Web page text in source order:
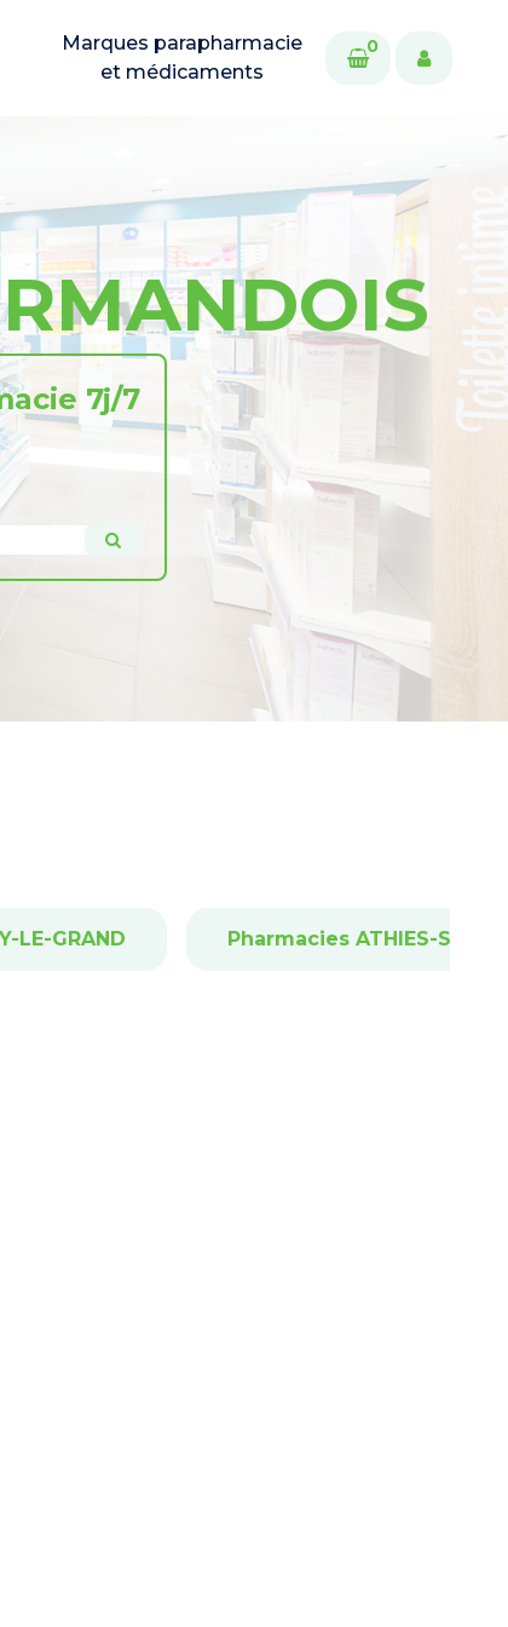
Marques parapharmacie
et médicaments
0
7j/7
LE-GRAND Pharmacies ATHIES-